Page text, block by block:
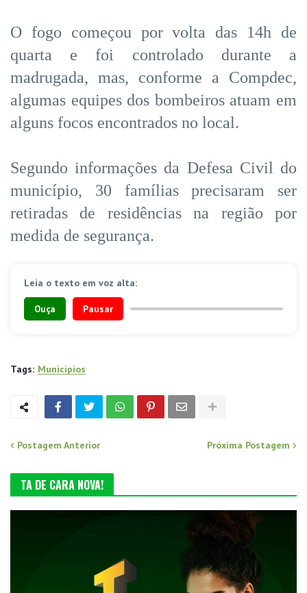
O fogo começou por volta das 14h de
quarta e foi controlado durante a
madrugada, mas, conforme a Compdec,
algumas equipes dos bombeiros atuam em
alguns focos encontrados no local.
Segundo informações da Defesa Civil do
município, 30 famílias precisaram ser
retiradas de residências na região por
medida de segurança.
Leia o texto em voz alta:
Ouça Pausar
Tags: Municípios
Postagem Anterior Próxima Postagem
TA DE CARA NOVA!